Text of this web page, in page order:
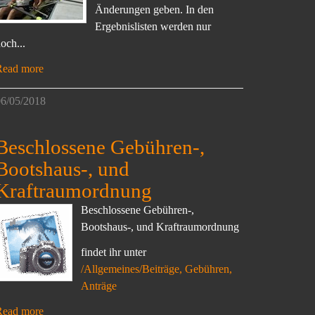
Änderungen geben. In den
Ergebnislisten werden nur
more
05/2018
Gebühren-,
, und
Beschlossene Gebühren-,
Bootshaus-, und Kraftraumordnung
findet ihr unter
/Allgemeines/Beiträge, Gebühren,
Anträge
more